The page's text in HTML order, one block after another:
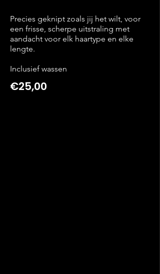
Precies geknipt zoals jij het wilt, voor
een frisse, scherpe uitstraling met
aandacht voor elk haartype en elke
lengte.
Inclusief wassen
€25,00